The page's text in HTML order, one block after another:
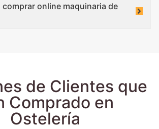
comprar online maquinaria de
de Clientes que
Comprado en
Ostelería